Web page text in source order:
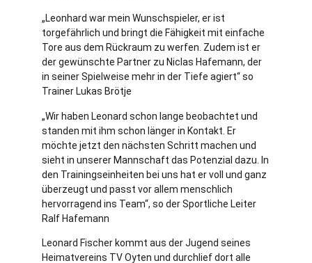
„Leonhard war mein Wunschspieler, er ist
torgefährlich und bringt die Fähigkeit mit einfache
Tore aus dem Rückraum zu werfen. Zudem ist er
der gewünschte Partner zu Niclas Hafemann, der
in seiner Spielweise mehr in der Tiefe agiert“ so
Trainer Lukas Brötje
„Wir haben Leonard schon lange beobachtet und
standen mit ihm schon länger in Kontakt. Er
möchte jetzt den nächsten Schritt machen und
sieht in unserer Mannschaft das Potenzial dazu. In
den Trainingseinheiten bei uns hat er voll und ganz
überzeugt und passt vor allem menschlich
hervorragend ins Team“, so der Sportliche Leiter
Ralf Hafemann
Leonard Fischer kommt aus der Jugend seines
Heimatvereins TV Oyten und durchlief dort alle